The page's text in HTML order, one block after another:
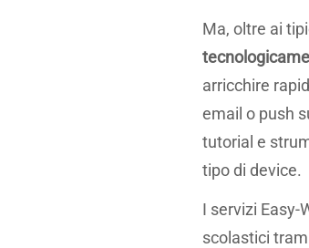
Ma, oltre ai
arricchire
email o push
tutorial e
tipo di device.
I servizi
scolastici